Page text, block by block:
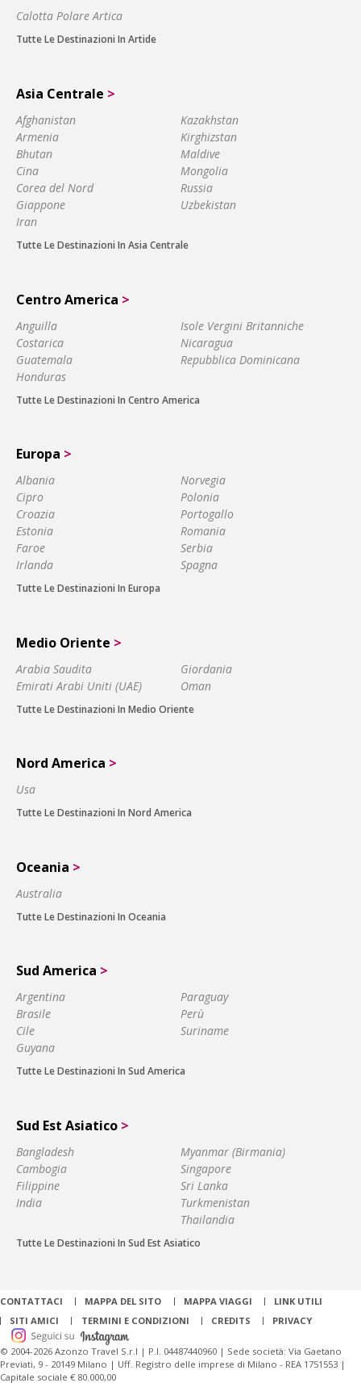
Calotta Polare Artica
Tutte Le Destinazioni In Artide
Asia Centrale >
Afghanistan
Armenia
Bhutan
Cina
Corea del Nord
Giappone
Iran
Kazakhstan
Kirghizstan
Maldive
Mongolia
Russia
Uzbekistan
Tutte Le Destinazioni In Asia Centrale
Centro America >
Anguilla
Costarica
Guatemala
Honduras
Isole Vergini Britanniche
Nicaragua
Repubblica Dominicana
Tutte Le Destinazioni In Centro America
Europa >
Albania
Cipro
Croazia
Estonia
Faroe
Irlanda
Norvegia
Polonia
Portogallo
Romania
Serbia
Spagna
Tutte Le Destinazioni In Europa
Medio Oriente >
Arabia Saudita
Emirati Arabi Uniti (UAE)
Giordania
Oman
Tutte Le Destinazioni In Medio Oriente
Nord America >
Usa
Tutte Le Destinazioni In Nord America
Oceania >
Australia
Tutte Le Destinazioni In Oceania
Sud America >
Argentina
Brasile
Cile
Guyana
Paraguay
Perù
Suriname
Tutte Le Destinazioni In Sud America
Sud Est Asiatico >
Bangladesh
Cambogia
Filippine
India
Myanmar (Birmania)
Singapore
Sri Lanka
Turkmenistan
Thailandia
Tutte Le Destinazioni In Sud Est Asiatico
CONTATTACI MAPPA DEL SITO MAPPA VIAGGI
LINK UTILI
SITI AMICI
TERMINI E CONDIZIONI CREDITS PRIVACY
© 2004-2026 Azonzo Travel S.r.l | P.I. 04487440960 | Sede società: Via Gaetano
Previati, 9 - 20149 Milano | Uff. Registro delle imprese di Milano - REA 1751553 |
Capitale sociale € 80.000,00